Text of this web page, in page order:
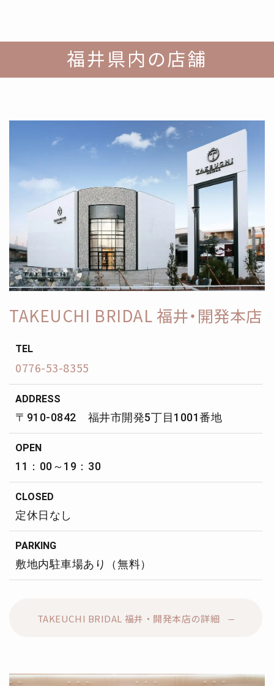
福井県内の店舗
TAKEUCHI BRIDAL 福井・開発本店
TEL
0776-53-8355
ADDRESS
〒910-0842 福井市開発5丁目1001番地
OPEN
11：00～19：30
CLOSED
定休日なし
PARKING
敷地内駐車場あり（無料）
TAKEUCHI BRIDAL 福井・開発本店の詳細